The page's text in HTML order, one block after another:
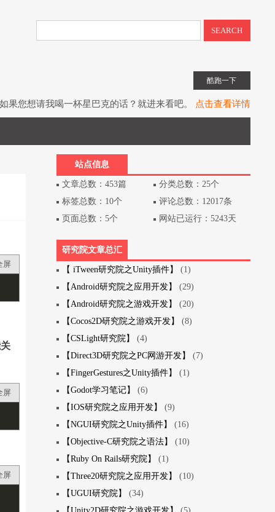
SEARCH
酷跑一下
果您想请我喝一杯星巴克的话？就进来看吧。
点击查看详情
书教程《UIToolkit下一代UI系统》全网上架。点击查看详情
屏
屏
屏
站点信息
文章总数：453篇
分类总数：25个
标签总数：10个
评论总数：12017条
页面总数：5个
网站已运行：5243天
研究院文章总汇
【 iTween研究院之Unity插件】
(1)
【Android研究院之应用开发】
(29)
【Android研究院之游戏开发】
(20)
【Cocos2D研究院之游戏开发】
(8)
【CSLight研究院】
(4)
【Direct3D研究院之PC网游开发】
(7)
【FingerGestures之Unity插件】
(1)
【Godot学习笔记】
(6)
【IOS研究院之应用开发】
(9)
【NGUI研究院之Unity插件】
(16)
【Objective-C研究院之语法】
(10)
【Ruby On Rails研究院】
(1)
【Three20研究院之应用开发】
(10)
【UGUI研究院】
(34)